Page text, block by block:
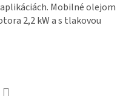
Mobilné olejom
2,2 kW a s tlakovou